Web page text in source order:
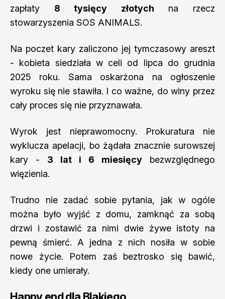
zapłaty 8 tysięcy złotych na rzecz
stowarzyszenia SOS ANIMALS.
Na poczet kary zaliczono jej tymczasowy areszt
- kobieta siedziała w celi od lipca do grudnia
2025 roku. Sama oskarżona na ogłoszenie
wyroku się nie stawiła. I co ważne, do winy przez
cały proces się nie przyznawała.
Wyrok jest nieprawomocny. Prokuratura nie
wyklucza apelacji, bo żądała znacznie surowszej
kary - 3 lat i 6 miesięcy bezwzględnego
więzienia.
Trudno nie zadać sobie pytania, jak w ogóle
można było wyjść z domu, zamknąć za sobą
drzwi i zostawić za nimi dwie żywe istoty na
pewną śmierć. A jedna z nich nosiła w sobie
nowe życie. Potem zaś beztrosko się bawić,
kiedy one umierały.